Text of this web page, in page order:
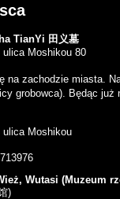
TianYi 田义墓
ulica Moshikou 80
na zachodzie miasta.
grobowca). Będąc
ulica Moshikou
Wutasi (Muzeum
)